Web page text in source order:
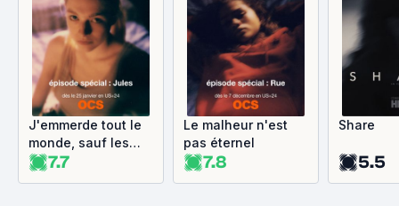
J'emmerde tout le
monde, sauf les
blobs marins
7.7
Le malheur n'est
pas éternel
7.8
Share
5.5